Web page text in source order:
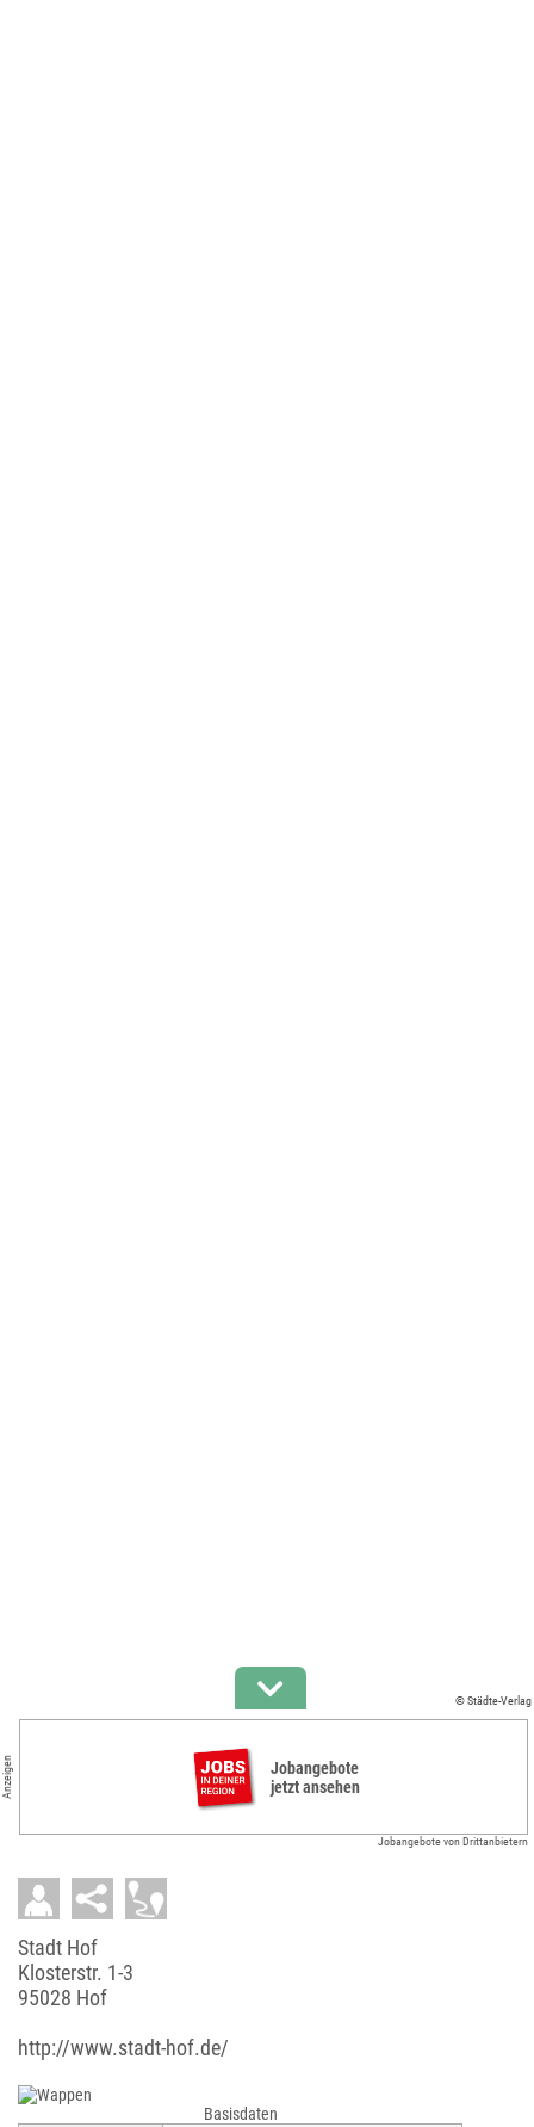
© Städte-Verlag
Anzeigen
Jobangebote
jetzt ansehen
Jobangebote von Drittanbietern
Stadt Hof
Klosterstr. 1-3
95028 Hof
http://www.stadt-hof.de/
Basisdaten